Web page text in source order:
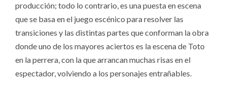
producción; todo lo contrario, es una puesta en escena
que se basa en el juego escénico para resolver las
transiciones y las distintas partes que conforman la obra
donde uno de los mayores aciertos es la escena de Toto
en la perrera, con la que arrancan muchas risas en el
espectador, volviendo a los personajes entrañables.